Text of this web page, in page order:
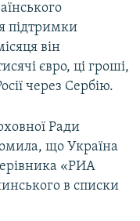
підтримки
він
євро, ці гроші,
через Сербію.
Ради
що Україна
«РИА
в списки